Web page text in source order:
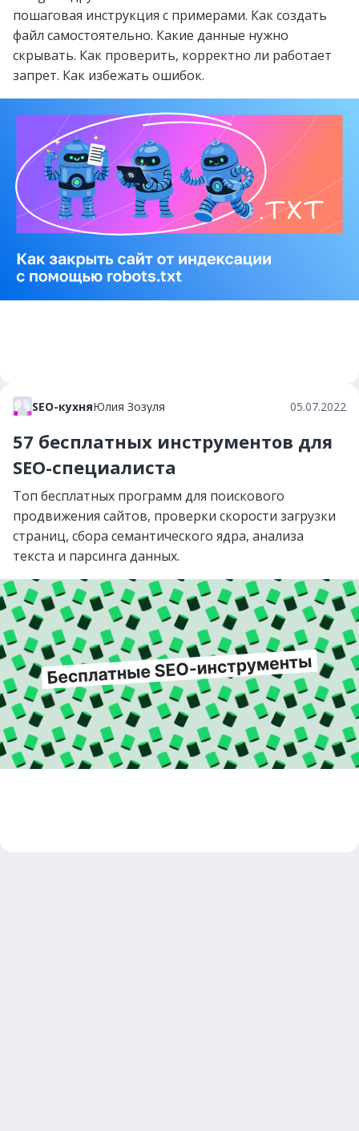
пошаговая инструкция с примерами. Как создать
файл самостоятельно. Какие данные нужно
скрывать. Как проверить, корректно ли работает
запрет. Как избежать ошибок.
SEO-кухняЮлия Зозуля 05.07.2022
57 бесплатных инструментов для
SEO-специалиста
Топ бесплатных программ для поискового
продвижения сайтов, проверки скорости загрузки
страниц, сбора семантического ядра, анализа
текста и парсинга данных.